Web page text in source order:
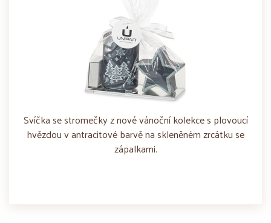
Svíčka se stromečky z nové vánoční kolekce s plovoucí
hvězdou v antracitové barvě na skleněném zrcátku se
zápalkami.